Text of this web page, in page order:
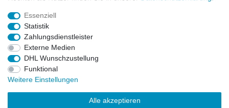
Alle Markennamen, Warenzeichen sowie sämtliche Produktbilder
und Beschreibungen sind Eigentum Ihrer rechtmäßigen
Eigentümer und dienen hier nur der Beschreibung.
Preise nur für registrierte Händler, ansonsten zeigt der Shop 0,00
€
LEGO, das LEGO Logo, die Minifigur, DUPLO, LEGENDS OF
CHIMA, NINJAGO, BIONICLE, MINDSTORMS und MIXELS sind
Essenziell
Statistik
Zahlungsdienstleister
Externe Medien
DHL Wunschzustellung
Funktional
Weitere Einstellungen
Alle akzeptieren